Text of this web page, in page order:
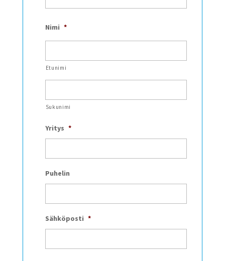
Nimi *
Etunimi
Sukunimi
Yritys *
Puhelin
Sähköposti *